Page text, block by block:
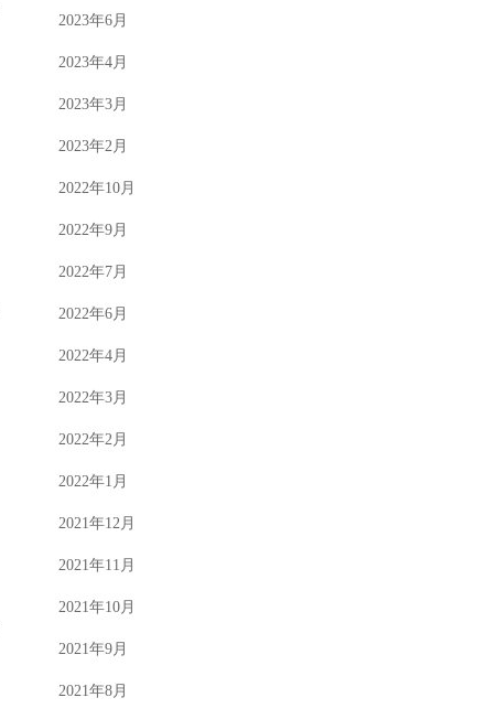
2023年6月
2023年4月
2023年3月
2023年2月
2022年10月
2022年9月
2022年7月
2022年6月
2022年4月
2022年3月
2022年2月
2022年1月
2021年12月
2021年11月
2021年10月
2021年9月
2021年8月